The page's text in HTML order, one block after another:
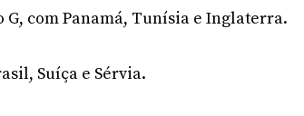
com Panamá, Tunísia e Inglaterra.
Suíça e Sérvia.